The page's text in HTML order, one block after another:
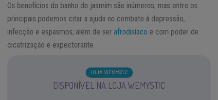
Os benefícios do banho de jasmim são inúmeros, mas entre os
principais podemos citar a ajuda no combate à depressão,
infecção e espasmos; além de ser afrodisíaco e com poder de
cicatrização e expectorante.
LOJA WEMYSTIC
DISPONÍVEL NA LOJA WEMYSTIC